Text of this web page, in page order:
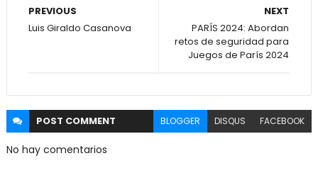
NEXT
PARÍS 2024: Abordan
retos de seguridad para
Juegos de París 2024
PREVIOUS
Luis Giraldo Casanova
POST COMMENT BLOGGER DISQUS FACEBOOK
No hay comentarios